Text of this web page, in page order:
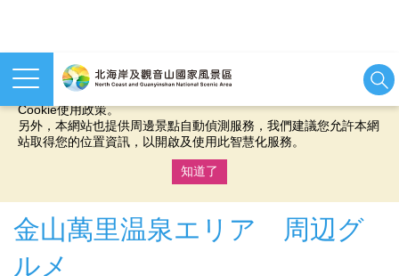
本網站使用cookies等相關技術以持續優化網站服務，並有助於為
您提供更佳的體驗，當您繼續使用本網站即表示您同意我們的
Cookie使用政策。
另外，本網站也提供周邊景點自動偵測服務，我們建議您允許本網
站取得您的位置資訊，以開啟及使用此智慧化服務。
知道了
金山萬里温泉エリア 周辺グ
ルメ